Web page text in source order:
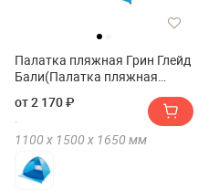
Палатка пляжная Грин Глейд
Бали(Палатка пляжная
от 2 170 ₽
1100 х 1500 х 1650 мм